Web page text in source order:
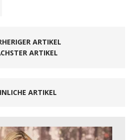
ARTIKEL
ARTIKEL
ARTIKEL